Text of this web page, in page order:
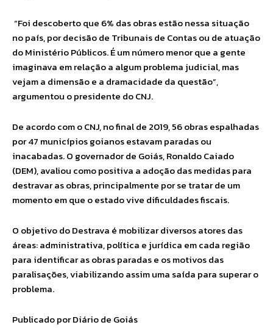
“Foi descoberto que 6% das obras estão nessa situação
no país, por decisão de Tribunais de Contas ou de atuação
do Ministério Públicos. É um número menor que a gente
imaginava em relação a algum problema judicial, mas
vejam a dimensão e a dramacidade da questão”,
argumentou o presidente do CNJ.
De acordo com o CNJ, no final de 2019, 56 obras espalhadas
por 47 municípios goianos estavam paradas ou
inacabadas. O governador de Goiás, Ronaldo Caiado
(DEM), avaliou como positiva a adoção das medidas para
destravar as obras, principalmente por se tratar de um
momento em que o estado vive dificuldades fiscais.
O objetivo do Destrava é mobilizar diversos atores das
áreas: administrativa, política e jurídica em cada região
para identificar as obras paradas e os motivos das
paralisações, viabilizando assim uma saída para superar o
problema.
Publicado por Diário de Goiás